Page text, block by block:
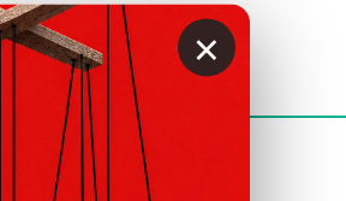
КОММЕНТАРИИ
×